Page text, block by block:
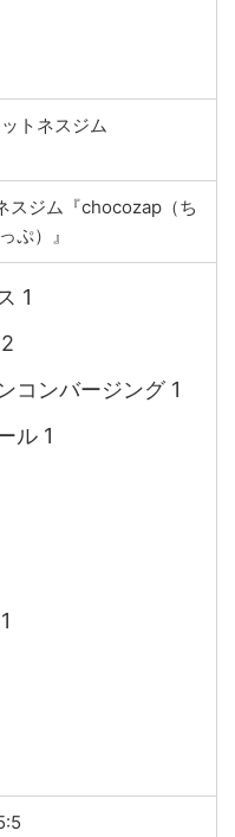
トネスジム
スジム『chocozap（ち
ぷ）』
1
コンバージング 1
ル 1